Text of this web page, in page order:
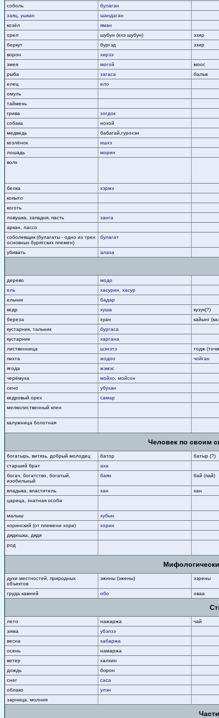
соболь
булаган
заяц, ушкан
шандаган
козёл
яман
орел
шубун (ехэ шубун)
эзир
беркут
бургэд
эзир
ворон
хирээ
змея
могой
моос
рыба
загаса
балык
елец
ело
омуль
таймень
грива
зогдок
собака
нохой
медведь
бабагай,гурохэн
козлёнок
ишхэ
лошадь
морин
волк
белка
хэрмэ
копыто
коготь
ловушка, западня, пасть
занга
аркан, лассо
соболевщик (булагаты - одно из трех
основных бурятских племен)
булагат
убивать алаха
дерево
модо
ель
хасурин, хасур
ельник
бадар
кедр
хуша
кузук(?)
береза
хуан
кайынг
кустарник, тальник
бургаса
кустарник
харгана
лиственница
шэнэтэ
тодж
пихта
жодоо
чойган
ягода
жэмэс
черёмуха
мойхо, мойсон
сено
убухан
кедровый орех
самар
мелколиственный клен
калужница болотная
Человек по своим
богатырь, витязь, добрый молодец батор
батыр (?)
старший брат
аха
богач, богатство, богатый,
изобильный
баян бай (пай)
владыка, властитель хан
хан
царица, знатная особа
малыш
хубын
хоринский (от племени хори)
хорин
дядюшка, дядя
род
духи местностей, природных
объектов
эжины (эжены) ээрены
груда камней обо оваа
лето нажаржа
чай
зима
убэлзэ
весна
хабаржа
осень
намаржа
ветер
халхин
дождь
борон
снег
саса
облако
улэн
зарница, молния